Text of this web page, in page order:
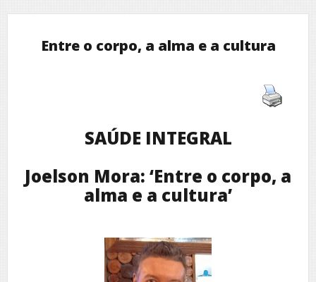
Entre o corpo, a alma e a cultura
SAÚDE INTEGRAL
Joelson Mora: ‘Entre o corpo, a
alma e a cultura’